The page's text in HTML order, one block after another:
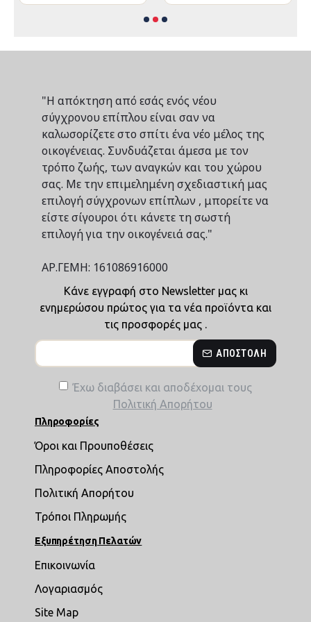
"Η απόκτηση από εσάς ενός νέου
σύγχρονου επίπλου είναι σαν να
καλωσορίζετε στο σπίτι ένα νέο μέλος της
οικογένειας. Συνδυάζεται άμεσα με τον
τρόπο ζωής, των αναγκών και του χώρου
σας. Με την επιμελημένη σχεδιαστική μας
επιλογή σύγχρονων επίπλων , μπορείτε να
είστε σίγουροι ότι κάνετε τη σωστή
επιλογή για την οικογένειά σας."
ΑΡ.ΓΕΜΗ: 161086916000
Κάνε εγγραφή στο Newsletter μας κι
ενημερώσου πρώτος για τα νέα προϊόντα και
τις προσφορές μας .
ΑΠΟΣΤΟΛΉ
Έχω διαβάσει και αποδέχομαι τους
Πολιτική Απορήτου
Πληροφορίες
Όροι και Προυποθέσεις
Πληροφορίες Αποστολής
Πολιτική Απορήτου
Τρόποι Πληρωμής
Εξυπηρέτηση Πελατών
Επικοινωνία
Λογαριασμός
Site Map